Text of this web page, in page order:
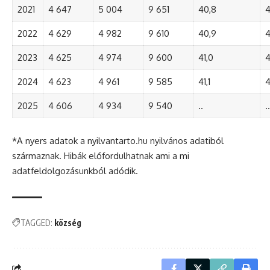
2021 4 647 5 004 9 651 40,8
2022 4 629 4 982 9 610 40,9
2023 4 625 4 974 9 600 41,0
2024 4 623 4 961 9 585 41,1
2025 4 606 4 934 9 540 .. ..
*A nyers adatok a nyilvantarto.hu nyilvános adatiból
származnak. Hibák előfordulhatnak ami a mi
adatfeldolgozásunkból adódik.
TAGGED: község